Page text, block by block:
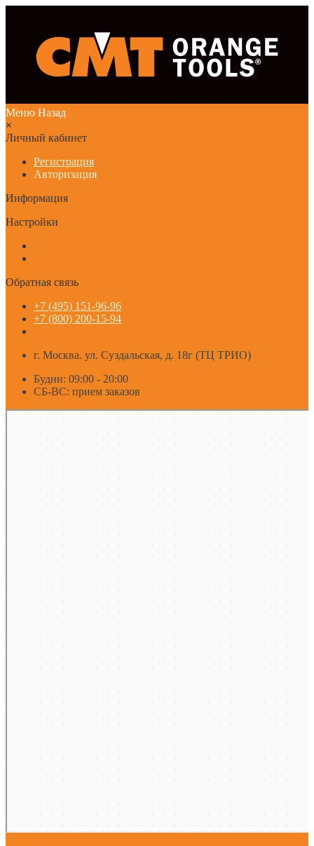
Меню Назад
×
Личный кабинет
Регистрация
Авторизация
Информация
Настройки
Обратная связь
+7 (495) 151-96-96
+7 (800) 200-15-94
г. Москва. ул. Суздальская, д. 18г (ТЦ ТРИО)
Будни: 09:00 - 20:00
СБ-ВС: прием заказов